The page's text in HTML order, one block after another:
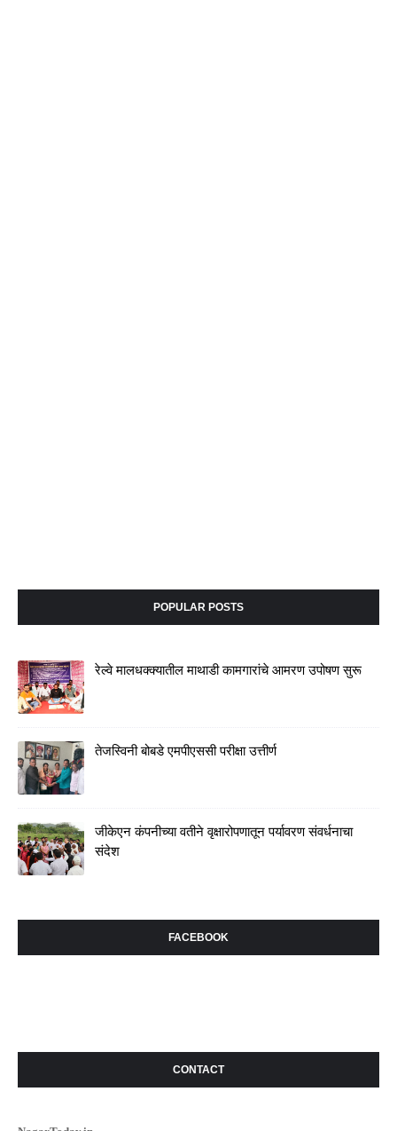
POPULAR POSTS
रेल्वे मालधक्क्यातील माथाडी कामगारांचे आमरण उपोषण सुरू
तेजस्विनी बोबडे एमपीएससी परीक्षा उत्तीर्ण
जीकेएन कंपनीच्या वतीने वृक्षारोपणातून पर्यावरण संवर्धनाचा
संदेश
FACEBOOK
CONTACT